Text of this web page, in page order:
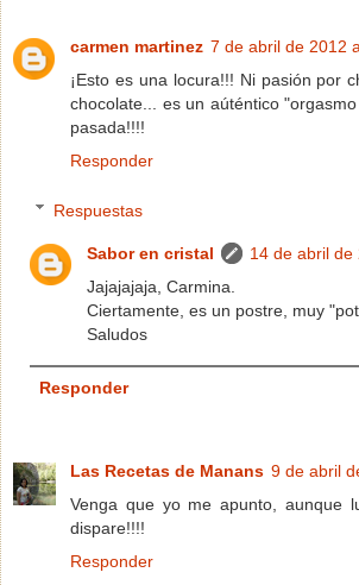
carmen martinez 7 de abril de 2012
¡Esto es una locura!!! Ni pasión por
chocolate... es un aúténtico
pasada!!!!
Responder
Respuestas
Sabor en cristal
14 de abril de
Jajajajaja, Carmina.
Ciertamente, es un postre, muy
Saludos
Responder
Las Recetas de Manans 9 de abril
Venga que yo me apunto, aunque
dispare!!!!
Responder